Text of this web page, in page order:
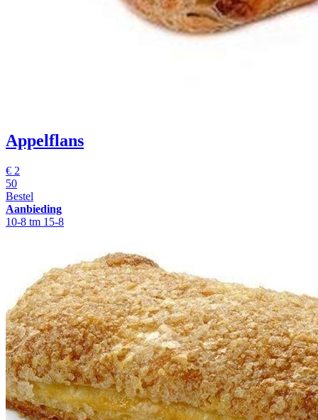
Appelflans
€ 2
50
Bestel
Aanbieding
10-8 tm 15-8